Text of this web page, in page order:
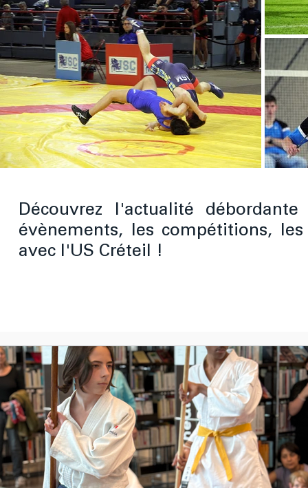
Découvrez l'actualité
évènements, les compétitions,
avec l'US Créteil !